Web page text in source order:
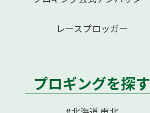
レースプロッガー
プロギングを探す